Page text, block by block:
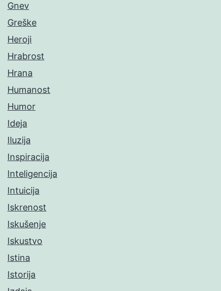
Gnev
Greške
Heroji
Hrabrost
Hrana
Humanost
Humor
Ideja
Iluzija
Inspiracija
Inteligencija
Intuicija
Iskrenost
Iskušenje
Iskustvo
Istina
Istorija